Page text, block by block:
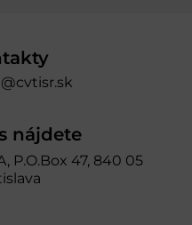
nájdete
P.O.Box 47, 840 05